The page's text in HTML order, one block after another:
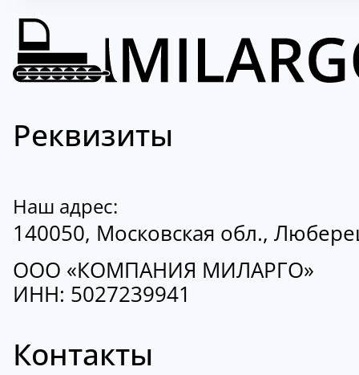
Реквизиты
Наш адрес:
140050, Московская обл.,
ООО «КОМПАНИЯ МИЛАРГО»
ИНН: 5027239941
Контакты